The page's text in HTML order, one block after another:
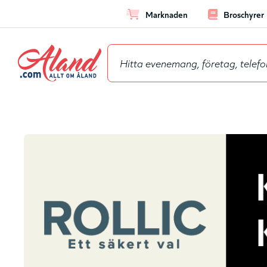
huvudinnehåll
Marknaden Broschyrer